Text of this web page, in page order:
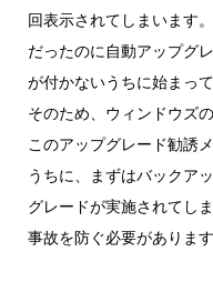
回表示されてしまいます
だったのに自動アップグ
が付かないうちに始まっ
そのため、ウィンドウズ
このアップグレード勧誘
うちに、まずはバックア
グレードが実施されてし
事故を防ぐ必要があります